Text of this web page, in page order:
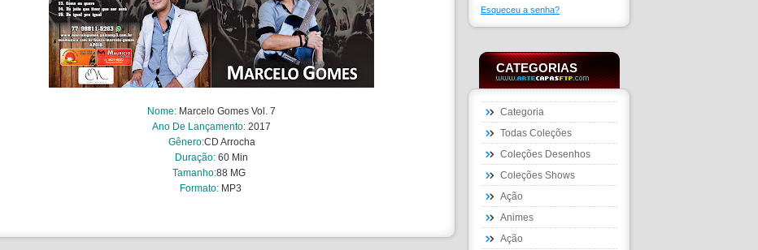
Nome: Marcelo Gomes Vol. 7
Ano De Lançamento: 2017
Gênero:CD Arrocha
Duração: 60 Min
Tamanho:88 MG
Formato: MP3
Esqueceu a senha?
CATEGORIAS
Categoria
Todas Coleções
Coleções Desenhos
Coleções Shows
Ação
Animes
Ação